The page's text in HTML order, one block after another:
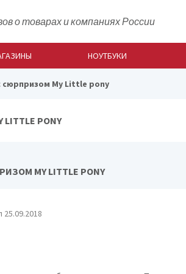
о товарах и компаниях России
НОУТБУКИ
сюрпризом My Little pony
PONY
MY LITTLE PONY
25.09.2018